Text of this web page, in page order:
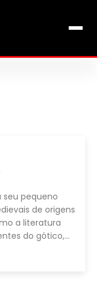
seu pequeno
de origens
a literatura
do gótico,…